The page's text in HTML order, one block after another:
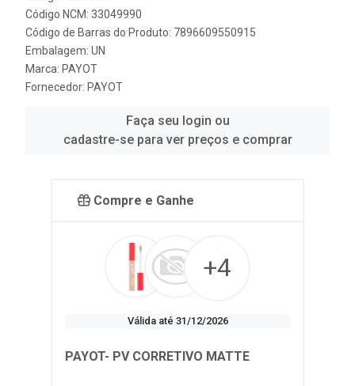
Código NCM: 33049990
Código de Barras do Produto: 7896609550915
Embalagem: UN
Marca: PAYOT
Fornecedor: PAYOT
Faça seu login ou
cadastre-se para ver preços e comprar
Compre e Ganhe
+4
Válida até 31/12/2026
PAYOT- PV CORRETIVO MATTE